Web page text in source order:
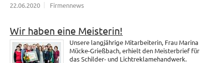
22.06.2020 Firmennews
Wir haben eine Meisterin!
Unsere langjährige Mitarbeiterin, Frau Marina
Mücke-Grießbach, erhielt den Meisterbrief für
das Schilder- und Lichtreklamehandwerk.